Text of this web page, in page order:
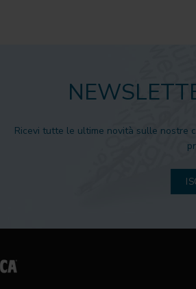
Ricevi tutte le ultime novità sulle nostre